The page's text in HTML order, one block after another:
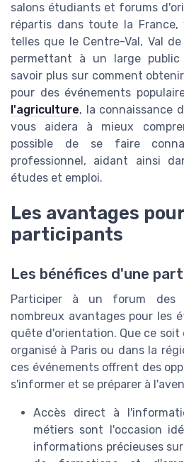
salons étudiants et forums
répartis dans toute la France,
telles que le Centre-Val, Val
permettant à un large public
savoir plus sur comment
pour des événements
l'agriculture, la connaissance
vous aidera à mieux
possible de se faire
professionnel, aidant ainsi
études et emploi.
Les avantages
participants
Les bénéfices d'une
Participer à un forum des
nombreux avantages pour les
quête d'orientation. Que ce
organisé à Paris ou dans la
ces événements offrent des
s'informer et se préparer à
Accès direct à
métiers sont l'occasion
informations précieuses